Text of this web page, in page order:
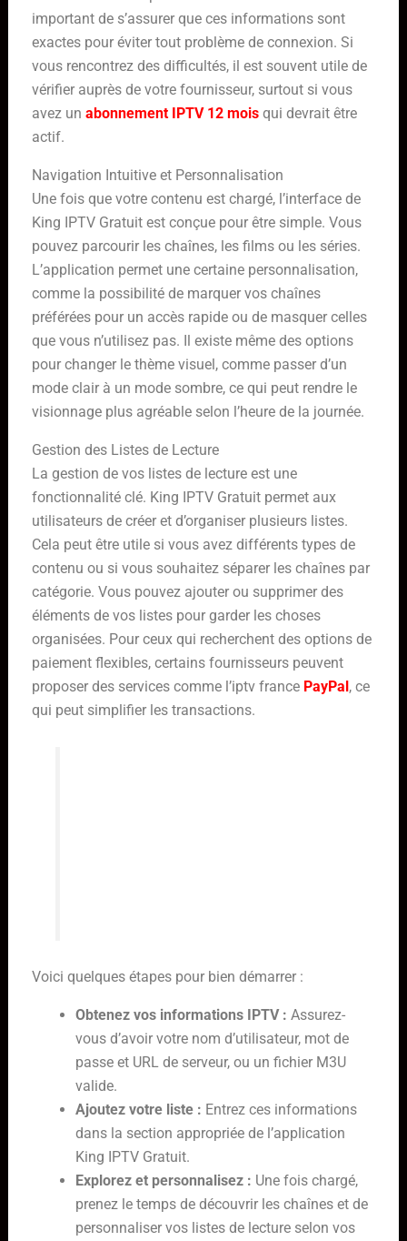
important de s’assurer que ces informations sont
exactes pour éviter tout problème de connexion. Si
vous rencontrez des difficultés, il est souvent utile de
vérifier auprès de votre fournisseur, surtout si vous
avez un abonnement IPTV 12 moisqui devrait être
actif.
Navigation Intuitive et Personnalisation
Une fois que votre contenu est chargé, l’interface de
King IPTV Gratuit est conçue pour être simple. Vous
pouvez parcourir les chaînes, les films ou les séries.
L’application permet une certaine personnalisation,
comme la possibilité de marquer vos chaînes
préférées pour un accès rapide ou de masquer celles
que vous n’utilisez pas. Il existe même des options
pour changer le thème visuel, comme passer d’un
mode clair à un mode sombre, ce qui peut rendre le
visionnage plus agréable selon l’heure de la journée.
Gestion des Listes de Lecture
La gestion de vos listes de lecture est une
fonctionnalité clé. King IPTV Gratuit permet aux
utilisateurs de créer et d’organiser plusieurs listes.
Cela peut être utile si vous avez différents types de
contenu ou si vous souhaitez séparer les chaînes par
catégorie. Vous pouvez ajouter ou supprimer des
éléments de vos listes pour garder les choses
organisées. Pour ceux qui recherchent des options de
paiement flexibles, certains fournisseurs peuvent
proposer des services comme l’iptv france PayPal , ce
qui peut simplifier les transactions.
Voici quelques étapes pour bien démarrer :
Obtenez vos informations IPTV : Assurez-
vous d’avoir votre nom d’utilisateur, mot de
passe et URL de serveur, ou un fichier M3U
valide.
Ajoutez votre liste : Entrez ces informations
dans la section appropriée de l’application
King IPTV Gratuit.
Explorez et personnalisez : Une fois chargé,
prenez le temps de découvrir les chaînes et de
personnaliser vos listes de lecture selon vos